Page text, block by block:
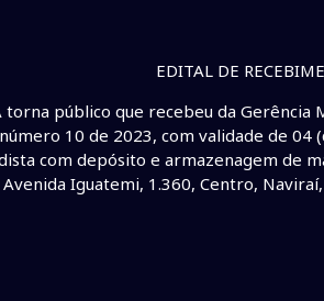
EDITAL DE
torna público que recebeu da
10 de 2023, com validade de
com depósito e armazenagem de
Iguatemi, 1.360, Centro,